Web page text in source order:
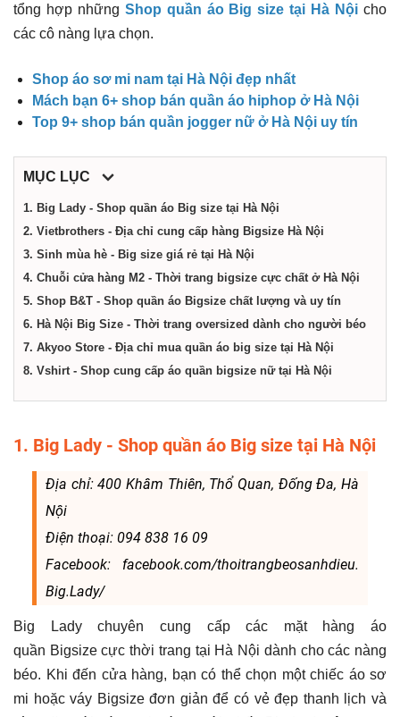
ty,
dịch
vụ
tại
Hà
tổng hợp những Shop quần áo Big size tại Hà Nội cho
các cô nàng lựa chọn.
Shop áo sơ mi nam tại Hà Nội đẹp nhất
Mách bạn 6+ shop bán quần áo hiphop ở Hà Nội
Top 9+ shop bán quần jogger nữ ở Hà Nội uy tín
MỤC LỤC
1. Big Lady - Shop quần áo Big size tại Hà Nội
2. Vietbrothers - Địa chỉ cung cấp hàng Bigsize Hà Nội
3. Sinh mùa hè - Big size giá rẻ tại Hà Nội
4. Chuỗi cửa hàng M2 - Thời trang bigsize cực chất ở Hà Nội
5. Shop B&T - Shop quần áo Bigsize chất lượng và uy tín
6. Hà Nội Big Size - Thời trang oversized dành cho người béo
7. Akyoo Store - Địa chỉ mua quần áo big size tại Hà Nội
8. Vshirt - Shop cung cấp áo quần bigsize nữ tại Hà Nội
1. Big Lady - Shop quần áo Big size tại Hà Nội
Địa chỉ: 400 Khâm Thiên, Thổ Quan, Đống Đa, Hà
Nội
Điện thoại: 094 838 16 09
Facebook: facebook.com/thoitrangbeosanhdieu.
Big.Lady/
Big Lady chuyên cung cấp các mặt hàng áo
quần Bigsize cực thời trang tại Hà Nội dành cho các nàng
béo. Khi đến cửa hàng, bạn có thể chọn một chiếc áo sơ
mi hoặc váy Bigsize đơn giản để có vẻ đẹp thanh lịch và